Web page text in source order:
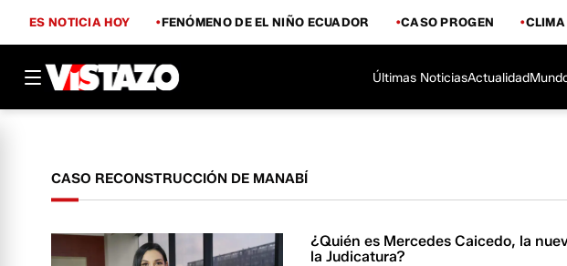
ES NOTICIA HOY FENÓMENO DE EL NIÑO ECUADOR CASO PROGEN CLIMA
Últimas NoticiasActualidad
CASO RECONSTRUCCIÓN DE MANABÍ
¿Quién es Mercedes Caicedo, la
la Judicatura?